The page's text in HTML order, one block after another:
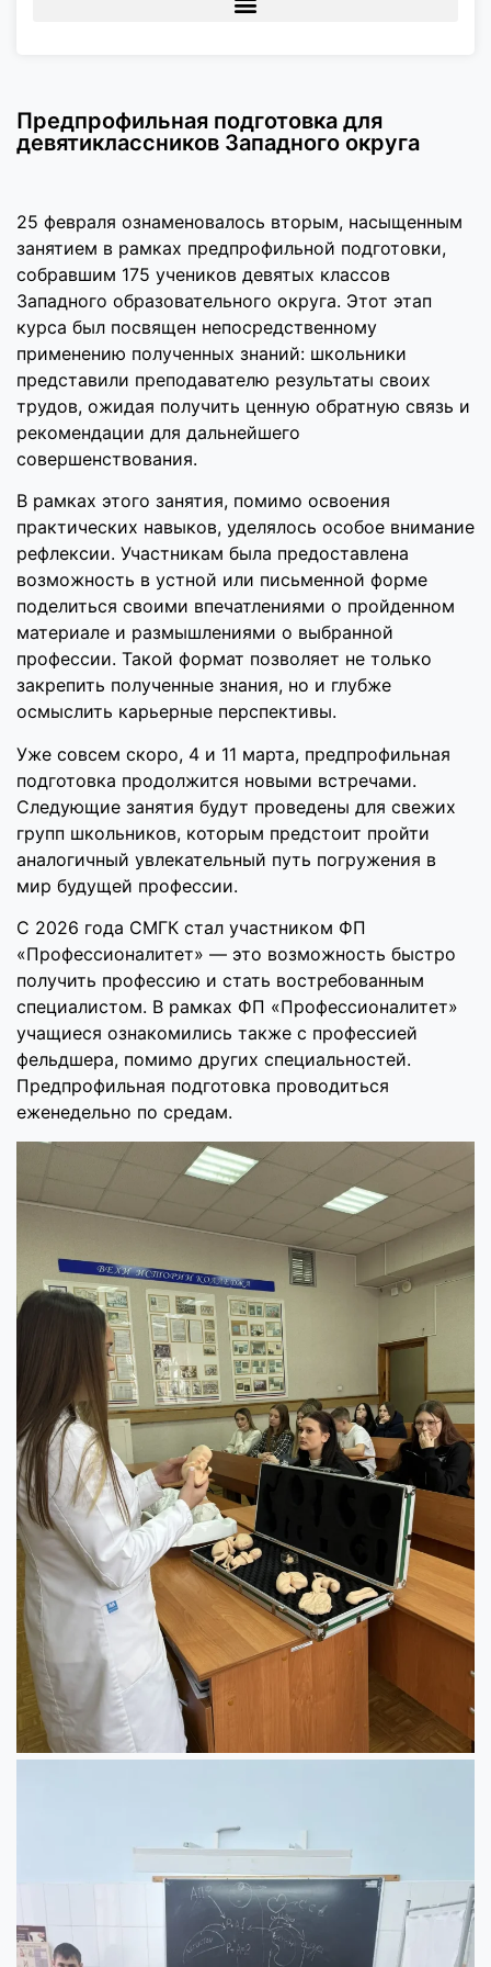
Предпрофильная подготовка для
девятиклассников Западного округа
25 февраля ознаменовалось вторым, насыщенным
занятием в рамках предпрофильной подготовки,
собравшим 175 учеников девятых классов
Западного образовательного округа. Этот этап
курса был посвящен непосредственному
применению полученных знаний: школьники
представили преподавателю результаты своих
трудов, ожидая получить ценную обратную связь и
рекомендации для дальнейшего
совершенствования.
В рамках этого занятия, помимо освоения
практических навыков, уделялось особое внимание
рефлексии. Участникам была предоставлена
возможность в устной или письменной форме
поделиться своими впечатлениями о пройденном
материале и размышлениями о выбранной
профессии. Такой формат позволяет не только
закрепить полученные знания, но и глубже
осмыслить карьерные перспективы.
Уже совсем скоро, 4 и 11 марта, предпрофильная
подготовка продолжится новыми встречами.
Следующие занятия будут проведены для свежих
групп школьников, которым предстоит пройти
аналогичный увлекательный путь погружения в
мир будущей профессии.
С 2026 года СМГК стал участником ФП
«Профессионалитет» — это возможность быстро
получить профессию и стать востребованным
специалистом. В рамках ФП «Профессионалитет»
учащиеся ознакомились также с профессией
фельдшера, помимо других специальностей.
Предпрофильная подготовка проводиться
еженедельно по средам.